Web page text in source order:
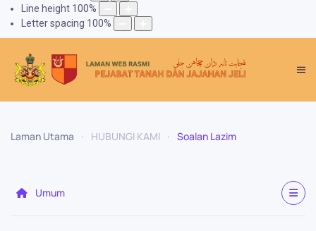
Line height 100%
Letter spacing 100%
Laman Utama HUBUNGI KAMI Soalan Lazim
Umum